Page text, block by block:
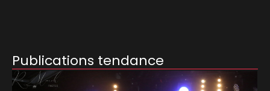
Publications tendance